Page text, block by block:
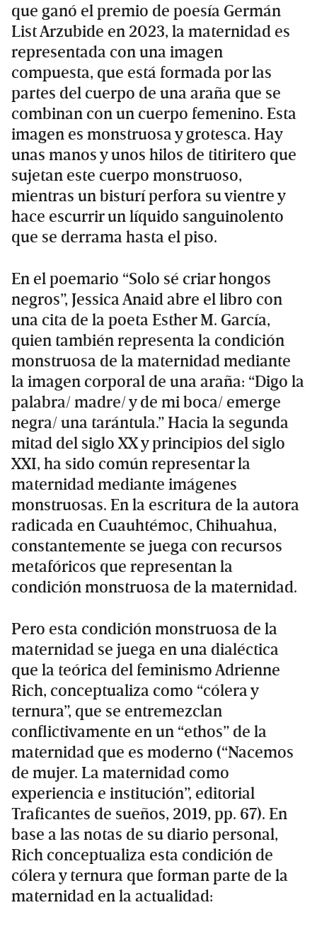
que ganó el premio de poesía Germán
List Arzubide en 2023, la maternidad es
representada con una imagen
compuesta, que está formada por las
partes del cuerpo de una araña que se
combinan con un cuerpo femenino. Esta
imagen es monstruosa y grotesca. Hay
unas manos y unos hilos de titiritero que
sujetan este cuerpo monstruoso,
mientras un bisturí perfora su vientre y
hace escurrir un líquido sanguinolento
que se derrama hasta el piso.
En el poemario “Solo sé criar hongos
negros”, Jessica Anaid abre el libro con
una cita de la poeta Esther M. García,
quien también representa la condición
monstruosa de la maternidad mediante
la imagen corporal de una araña: “Digo la
palabra/ madre/ y de mi boca/ emerge
negra/ una tarántula.” Hacia la segunda
mitad del siglo XX y principios del siglo
XXI, ha sido común representar la
maternidad mediante imágenes
monstruosas. En la escritura de la autora
radicada en Cuauhtémoc, Chihuahua,
constantemente se juega con recursos
metafóricos que representan la
condición monstruosa de la maternidad.
Pero esta condición monstruosa de la
maternidad se juega en una dialéctica
que la teórica del feminismo Adrienne
Rich, conceptualiza como “cólera y
ternura”, que se entremezclan
conflictivamente en un “ethos” de la
maternidad que es moderno (“Nacemos
de mujer. La maternidad como
experiencia e institución”, editorial
Traficantes de sueños, 2019, pp. 67). En
base a las notas de su diario personal,
Rich conceptualiza esta condición de
cólera y ternura que forman parte de la
maternidad en la actualidad: